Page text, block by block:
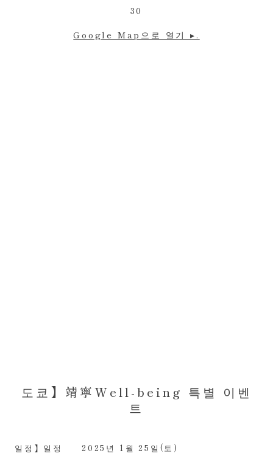
30
Google Map으로 열기 ▸.
도쿄】靖寧Well-being 특별 이벤
트
일정】일정 2025년 1월 25일(토)